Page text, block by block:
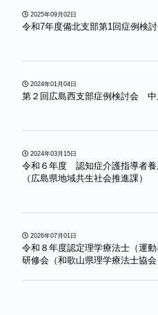
2025年09月02日
令和7年度備北支部第1回症例検
2024年01月04日
第２回広島西支部症例検討会 中
2024年03月15日
令和６年度 認知症介護指導者養
（広島県地域共生社会推進課）
2026年07月01日
令和８年度認定理学療法士（運
研修会（和歌山県理学療法士協